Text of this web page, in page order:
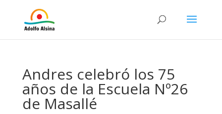
Andres celebró los 75
años de la Escuela Nº26
de Masallé